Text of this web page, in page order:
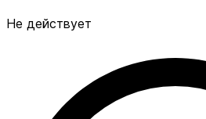
Не действует